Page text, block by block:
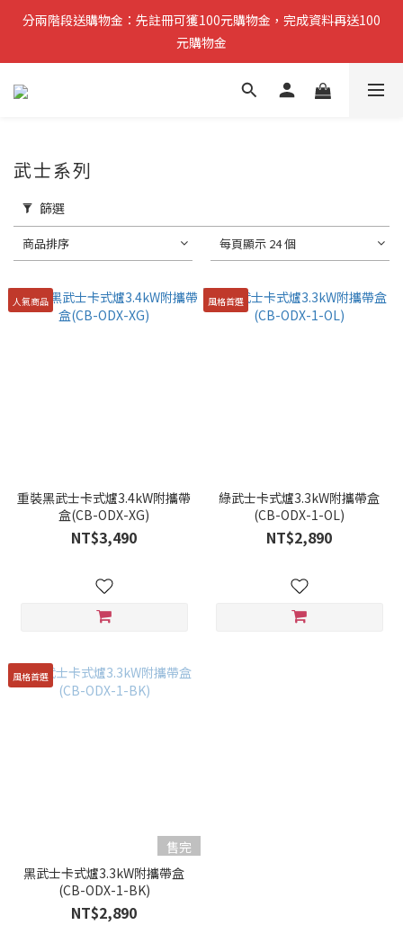
分兩階段送購物金：先註冊可獲100元購物金，完成資料再送100
元購物金
分兩階段送購物金：先註冊可獲100元購物金，完成資料再送100
元購物金
小提醒：先完成註冊即可領取第一筆購物金，稍後再補齊資料可再
分兩階段送購物金：先註冊可獲100元購物金，完成資料再送100
元購物金
武士系列
篩選
商品排序 每頁顯示 24 個
人氣商品
重裝黑武士卡式爐3.4kW附攜帶
盒(CB-ODX-XG)
NT$3,490
風格首選
綠武士卡式爐3.3kW附攜帶盒
(CB-ODX-1-OL)
NT$2,890
風格首選
售完
黑武士卡式爐3.3kW附攜帶盒
(CB-ODX-1-BK)
NT$2,890